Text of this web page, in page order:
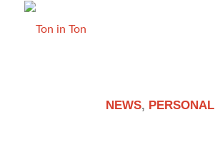
NEWS, PERSONAL